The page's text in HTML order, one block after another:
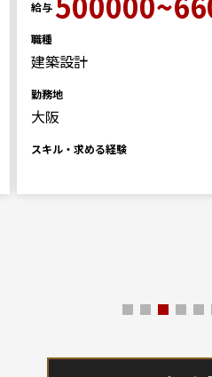
給与
職種
建築設計
勤務地
大阪
スキル・求める経験